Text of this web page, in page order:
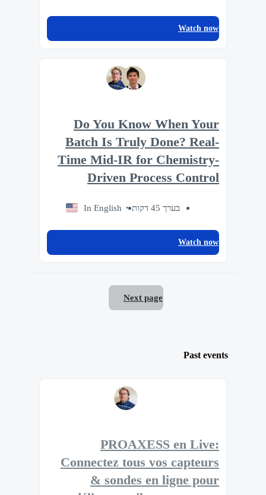
Watch now
Do You Know When Your
Batch Is Truly Done? Real-
Time Mid-IR for Chemistry-
Driven Process Control
בערך 45 דקות In English
Watch now
Next page
Past events
PROAXESS en Live:
Connectez tous vos capteurs
& sondes en ligne pour